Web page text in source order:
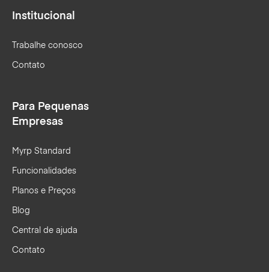
Institucional
Trabalhe conosco
Contato
Para Pequenas
Empresas
Myrp Standard
Funcionalidades
Planos e Preços
Blog
Central de ajuda
Contato